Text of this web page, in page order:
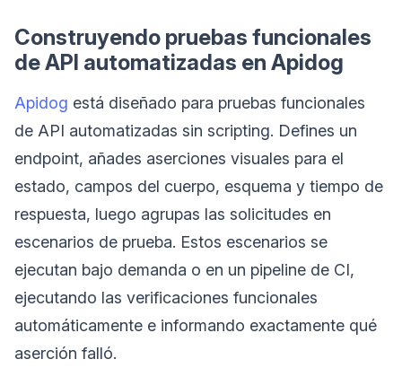
Construyendo pruebas funcionales
de API automatizadas en Apidog
Apidog está diseñado para pruebas funcionales
de API automatizadas sin scripting. Defines un
endpoint, añades aserciones visuales para el
estado, campos del cuerpo, esquema y tiempo de
respuesta, luego agrupas las solicitudes en
escenarios de prueba. Estos escenarios se
ejecutan bajo demanda o en un pipeline de CI,
ejecutando las verificaciones funcionales
automáticamente e informando exactamente qué
aserción falló.